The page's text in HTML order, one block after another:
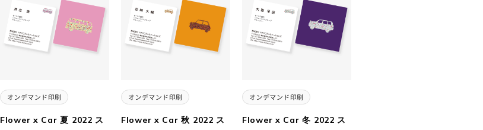
Flower x Car 夏 2022 ス
Flower x Car 秋 2022 ス
Flower x Car 冬 2022 ス